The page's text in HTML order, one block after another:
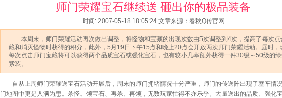
师门荣耀宝石继续送 砸出你的极品装备
时间: 2007-05-18 18:05:24 文章来源：春秋Q传官网
本周末，师门荣耀活动再次做出调整，将怪物和宝藏的出现次数由5次调整到4次，提高了每次点
藏和消灭怪物时获得的积分，此外，5月19日下午15点和晚上20点会开放两次师门荣耀活动。届时，
每次点击师门宝藏将可以获得两个品质宝石或强化宝石，也有较小几率额外获得一件30级～50级的
紫装。
自从上周师门荣耀送宝石活动开展后，周末的师门拥堵情况十分严重，师门的传送阵出现了塞车情
门地图中更是人满为患。杀怪、领宝石、再杀、再领，无数玩家忙得不亦乐乎。大量送出的品质、强化